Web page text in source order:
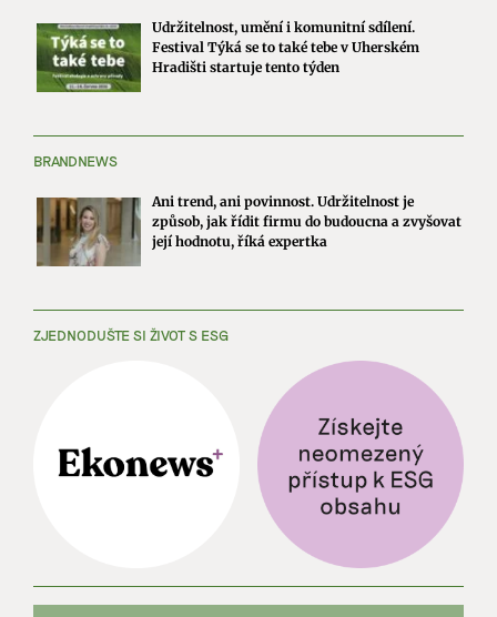
Udržitelnost, umění i komunitní sdílení.
Festival Týká se to také tebe v Uherském
Hradišti startuje tento týden
BRANDNEWS
Ani trend, ani povinnost. Udržitelnost je
způsob, jak řídit firmu do budoucna a zvyšovat
její hodnotu, říká expertka
ZJEDNODUŠTE SI ŽIVOT S ESG